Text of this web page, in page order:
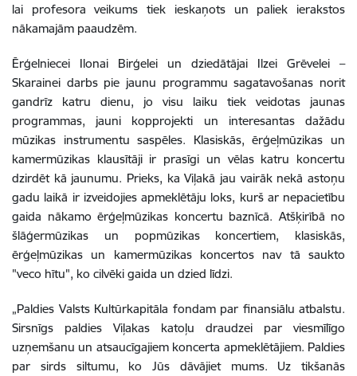
lai profesora veikums tiek ieskaņots un paliek ierakstos
nākamajām paaudzēm.
Ērģelniecei Ilonai Birģelei un dziedātājai Ilzei Grēvelei –
Skarainei darbs pie jaunu programmu sagatavošanas norit
gandrīz katru dienu, jo visu laiku tiek veidotas jaunas
programmas, jauni kopprojekti un interesantas dažādu
mūzikas instrumentu saspēles. Klasiskās, ērģeļmūzikas un
kamermūzikas klausītāji ir prasīgi un vēlas katru koncertu
dzirdēt kā jaunumu. Prieks, ka Viļakā jau vairāk nekā astoņu
gadu laikā ir izveidojies apmeklētāju loks, kurš ar nepacietību
gaida nākamo ērģeļmūzikas koncertu baznīcā. Atšķirībā no
šlāģermūzikas un popmūzikas koncertiem, klasiskās,
ērģeļmūzikas un kamermūzikas koncertos nav tā saukto
"veco hītu", ko cilvēki gaida un dzied līdzi.
„Paldies Valsts Kultūrkapitāla fondam par finansiālu atbalstu.
Sirsnīgs paldies Viļakas katoļu draudzei par viesmīlīgo
uzņemšanu un atsaucīgajiem koncerta apmeklētājiem. Paldies
par sirds siltumu, ko Jūs dāvājiet mums. Uz tikšanās